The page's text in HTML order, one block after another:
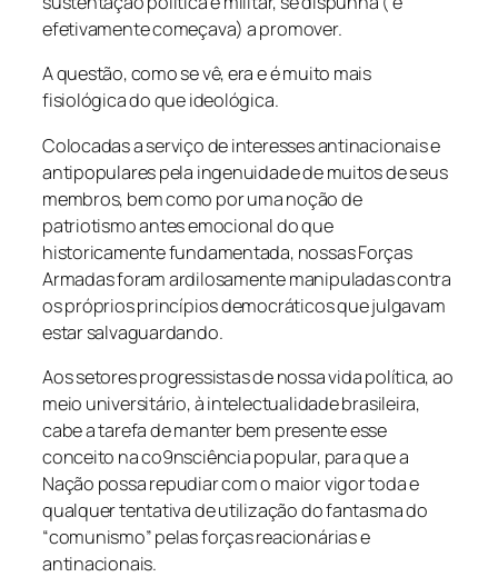
efetivamente começava) a promover.
A questão, como se vê, era e é muito mais
fisiológica do que ideológica.
Colocadas a serviço de interesses antinacionais e
antipopulares pela ingenuidade de muitos de seus
membros, bem como por uma noção de
patriotismo antes emocional do que
historicamente fundamentada, nossas Forças
Armadas foram ardilosamente manipuladas contra
os próprios princípios democráticos que julgavam
estar salvaguardando.
Aos setores progressistas de nossa vida política, ao
meio universitário, à intelectualidade brasileira,
cabe a tarefa de manter bem presente esse
conceito na co9nsciência popular, para que a
Nação possa repudiar com o maior vigor toda e
qualquer tentativa de utilização do fantasma do
“comunismo” pelas forças reacionárias e
antinacionais.